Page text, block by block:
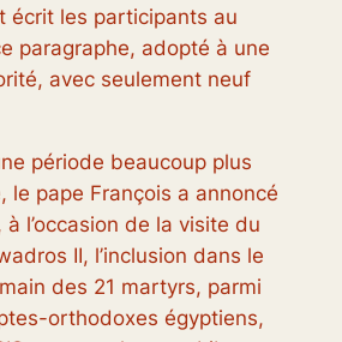
écrit les participants au
paragraphe, adopté à une
avec seulement neuf
période beaucoup plus
le pape François a annoncé
à l’occasion de la visite du
II, l’inclusion dans le
des 21 martyrs, parmi
orthodoxes égyptiens,